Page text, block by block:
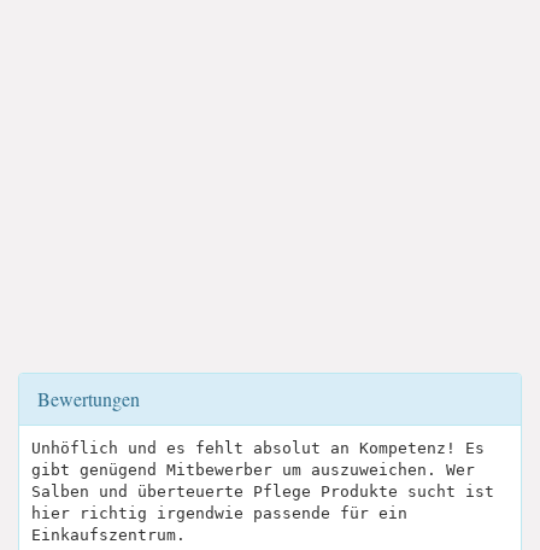
Bewertungen
Unhöflich und es fehlt absolut an Kompetenz! Es
gibt genügend Mitbewerber um auszuweichen. Wer
Salben und überteuerte Pflege Produkte sucht ist
hier richtig irgendwie passende für ein
Einkaufszentrum.